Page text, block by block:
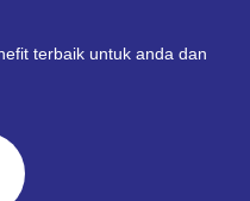
terbaik untuk anda dan